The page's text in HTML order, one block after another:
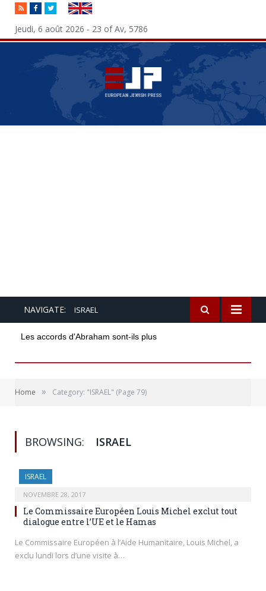
RSSFacebookTwitter
Jeudi, 6 août 2026 - 23 of Av, 5786
NAVIGATE: ISRAEL
Les accords d'Abraham sont-ils plus forts
Home » Category: "ISRAEL" (Page 79)
BROWSING: ISRAEL
ISRAEL
NOVEMBRE 28, 2017
Le Commissaire Européen Louis Michel exclut tout
dialogue entre l’UE et le Hamas
Le Commissaire Européen à l’Aide Humanitaire, Louis Michel, a
exclu lundi lors d’une visite à…